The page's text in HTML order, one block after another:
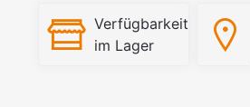
Verfügbarkeit
im Lager